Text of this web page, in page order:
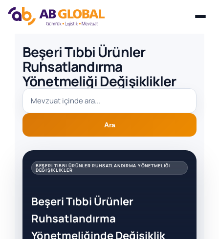
content
Beşeri Tıbbi Ürünler
Ruhsatlandırma
Yönetmeliği Değişiklikler
Ara
BEŞERI TIBBI ÜRÜNLER RUHSATLANDIRMA YÖNETMELIĞI
DEĞIŞIKLIKLER
Beşeri Tıbbi Ürünler
Ruhsatlandırma
Yönetmeliğinde Değişiklik